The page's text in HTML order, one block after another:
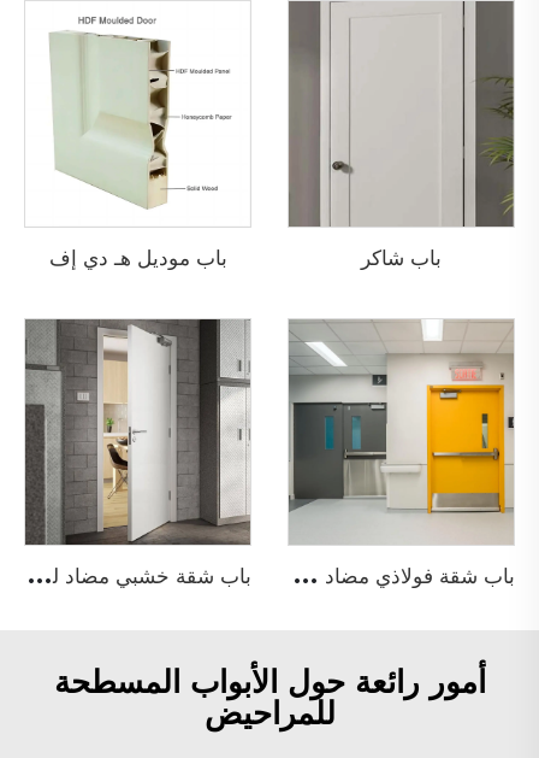
باب شاكر باب موديل هـ دي إف
ب
اب شقة فولاذي مضاد للحريق ب
اب شقة خشبي مضاد للحريق
أمور رائعة حول الأبواب المسطحة
للمراحيض